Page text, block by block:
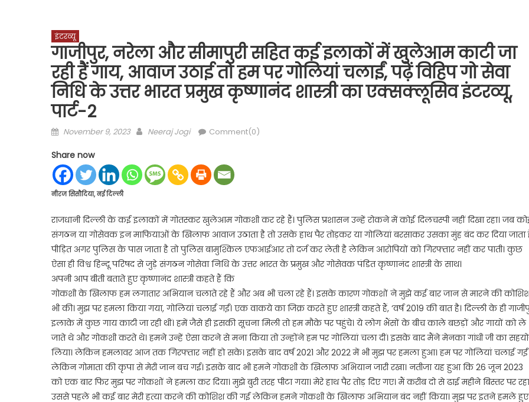
इंटरव्यू
गाजीपुर, नरेला और सीमापुरी सहित कई इलाकों में खुलेआम काटी जा
रही हैं गाय, आवाज उठाई तो हम पर गोलियां चलाईं, पढ़ें विहिप गो सेवा
निधि के उत्तर भारत प्रमुख कृष्णानंद शास्त्री का एक्सक्लूसिव इंटरव्यू,
पार्ट-2
Posted
November 9, 2023 Author
Neeraj Jogi Comment(0)
Share now
नीरज सिसौदिया, नई दिल्ली
राजधानी दिल्ली के कई इलाकों में गोतस्कर खुलेआम गोकशी कर रहे हैं। पुलिस प्रशासन उन्हें रोकने में कोई दिलचस्पी नहीं दिखा रहा। जब
संगठन या गोसेवक इन माफियाओं के खिलाफ आवाज उठाता है तो उसके हाथ पैर तोड़कर या गोलियां बरसाकर उसका मुंह बंद कर दिया जाता
पीड़ित अगर पुलिस के पास जाता है तो पुलिस बामुश्किल एफआईआर तो दर्ज कर लेती है लेकिन आरोपियों को गिरफ्तार नहीं कर पाती। कुछ
ऐसा ही विश्व हिन्दू परिषद से जुड़े संगठन गोसेवा निधि के उत्तर भारत के प्रमुख और गोसेवक पंडित कृष्णानंद शास्त्री के साथ।
अपनी आप बीती बताते हुए कृष्णानंद शास्त्री कहते हैं कि
गोकशी के खिलाफ हम लगातार अभियान चलाते रहे हैं और अब भी चला रहे हैं। इसके कारण गोकशों ने मुझे कई बार जान से मारने की
भी की। मुझ पर हमला किया गया, गोलियां चलाई गईं। एक वाकये का जिक्र करते हुए शास्त्री कहते हैं, ‘वर्ष 2019 की बात है। दिल्ली के ही
इलाके में कुछ गाय काटी जा रही थीं। हमें जैसे ही इसकी सूचना मिली तो हम मौके पर पहुंचे। ये लोग भैंसों के बीच काले बछड़ों और गायों को ले
जाते थे और गोकशी करते थे। हमने उन्हें ऐसा करने से मना किया तो उन्होंने हम पर गोलियां चला दीं। इसके बाद मैंने मेनका गांधी जी का
लिया। लेकिन हमलावर आज तक गिरफ्तार नहीं हो सके। इसके बाद वर्ष 2021 और 2022 में भी मुझ पर हमला हुआ। हम पर गोलियां चलाई गईं
लेकिन गोमाता की कृपा से मेरी जान बच गई। इसके बाद भी हमने गोकशी के खिलाफ अभियान जारी रखा। नतीजा यह हुआ कि 26 जून 2023
को एक बार फिर मुझ पर गोकशों ने हमला कर दिया। मुझे बुरी तरह पीटा गया। मेरे हाथ पैर तोड़ दिए गए। मैं करीब दो से ढाई महीने बिस्तर पर
उससे पहले भी कई बार मेरी हत्या करने की कोशिश की गई लेकिन हमने गोकशी के खिलाफ अभियान बंद नहीं किया। मुझ पर इतने हमले हुए